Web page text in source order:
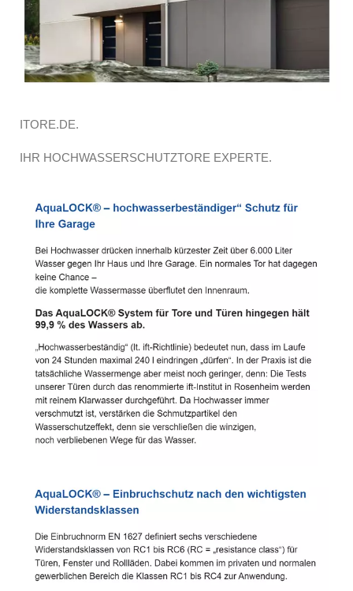
ITORE.DE.
IHR HOCHWASSERSCHUTZTORE EXPERTE.